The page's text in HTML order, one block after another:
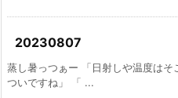
20230807
蒸し暑っつぁー 「日射しや温度はそ
ついですね」 「 ...